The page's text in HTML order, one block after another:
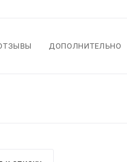
ДОПОЛНИТЕЛЬНО